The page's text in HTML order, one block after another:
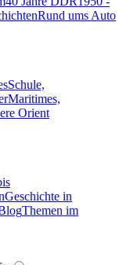
Rund ums Auto
Schule,
Maritimes,
Orient
Geschichte in
Themen im